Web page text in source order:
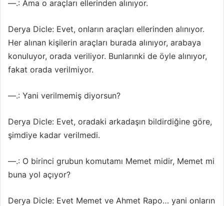
—.: Ama o araçları ellerinden alınıyor.
Derya Dicle: Evet, onların araçları ellerinden alınıyor.
Her alınan kişilerin araçları burada alınıyor, arabaya
konuluyor, orada veriliyor. Bunlarınki de öyle alınıyor,
fakat orada verilmiyor.
—.: Yani verilmemiş diyorsun?
Derya Dicle: Evet, oradaki arkadaşın bildirdiğine göre,
şimdiye kadar verilmedi.
—.: O birinci grubun komutamı Memet midir, Memet mi
buna yol açıyor?
Derya Dicle: Evet Memet ve Ahmet Rapo… yani onların